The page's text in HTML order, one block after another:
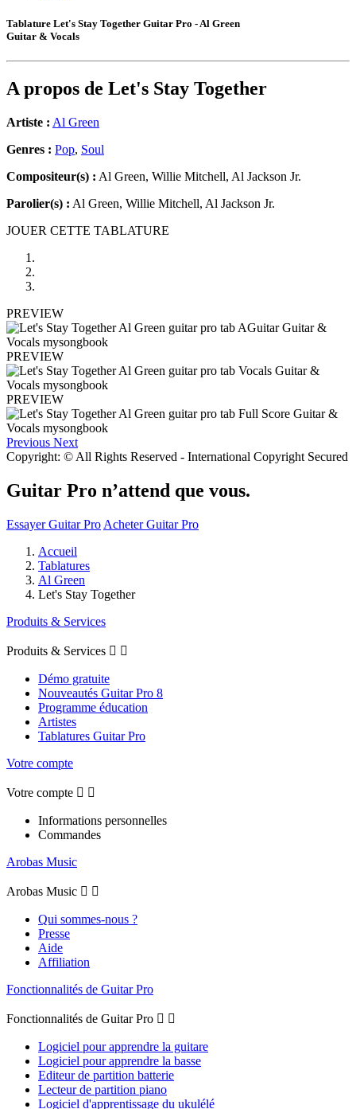
Tablature Let's Stay Together Guitar Pro - Al Green
Guitar & Vocals
A propos de Let's Stay Together
Artiste : Al Green
Genres : Pop, Soul
Compositeur(s) : Al Green, Willie Mitchell, Al Jackson Jr.
Parolier(s) : Al Green, Willie Mitchell, Al Jackson Jr.
JOUER CETTE TABLATURE
PREVIEW
PREVIEW
PREVIEW
Previous Next
Copyright: © All Rights Reserved - International Copyright Secured
Guitar Pro n’attend que vous.
Essayer Guitar Pro Acheter Guitar Pro
Accueil
Tablatures
Al Green
Let's Stay Together
Produits & Services
Produits & Services  
Démo gratuite
Nouveautés Guitar Pro 8
Programme éducation
Artistes
Tablatures Guitar Pro
Votre compte
Votre compte  
Informations personnelles
Commandes
Arobas Music
Arobas Music  
Qui sommes-nous ?
Presse
Aide
Affiliation
Fonctionnalités de Guitar Pro
Fonctionnalités de Guitar Pro  
Logiciel pour apprendre la guitare
Logiciel pour apprendre la basse
Editeur de partition batterie
Lecteur de partition piano
Logiciel d'apprentissage du ukulélé